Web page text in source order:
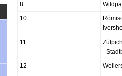
8
10
11
-
12